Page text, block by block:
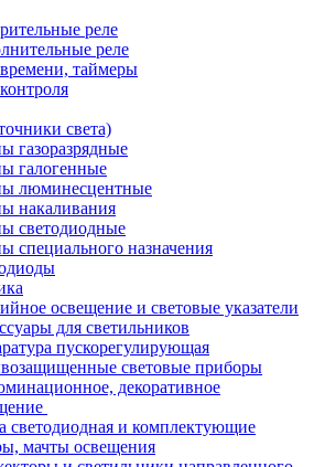
реле
реле
таймеры
света)
газоразрядные
галогенные
люминесцентные
накаливания
светодиодные
специального назначения
освещение и световые указатели
для светильников
пускорегулирующая
световые приборы
декоративное
светодиодная и комплектующие
мачты освещения